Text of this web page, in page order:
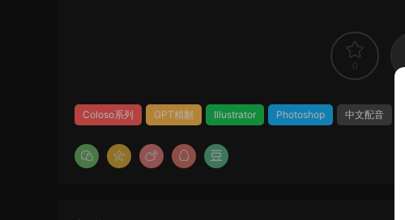
0
Coloso系列 GPT精翻 Illustrator Photoshop 中文配音